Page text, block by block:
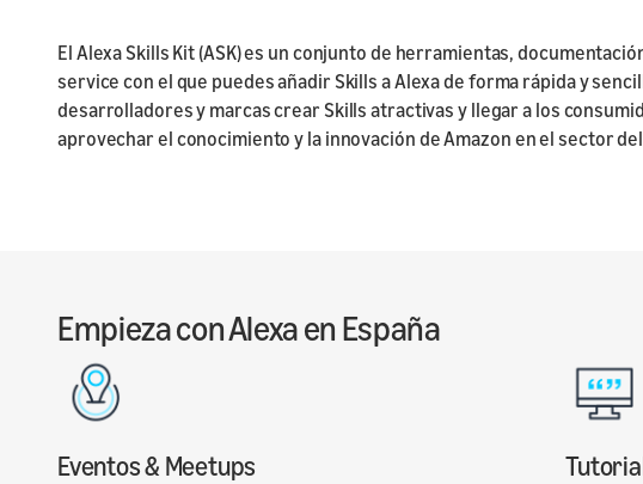
El Alexa Skills Kit (ASK) es un conjunto de herramientas,
service con el que puedes añadir Skills a Alexa de forma rápida y
desarrolladores y marcas crear Skills atractivas y llegar a los
aprovechar el conocimiento y la innovación de Amazon en el sector
Empieza con Alexa en España
Eventos & Meetups